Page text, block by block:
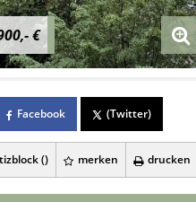
€
Facebook (Twitter)
() merken drucken